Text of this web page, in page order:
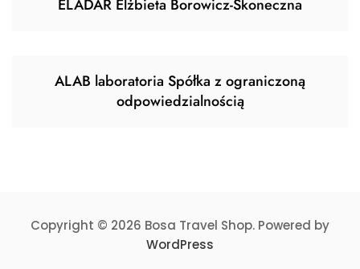
ELADAR Elżbieta Borowicz-Skoneczna
ALAB laboratoria Spółka z ograniczoną
odpowiedzialnością
Copyright © 2026 Bosa Travel Shop. Powered by
WordPress